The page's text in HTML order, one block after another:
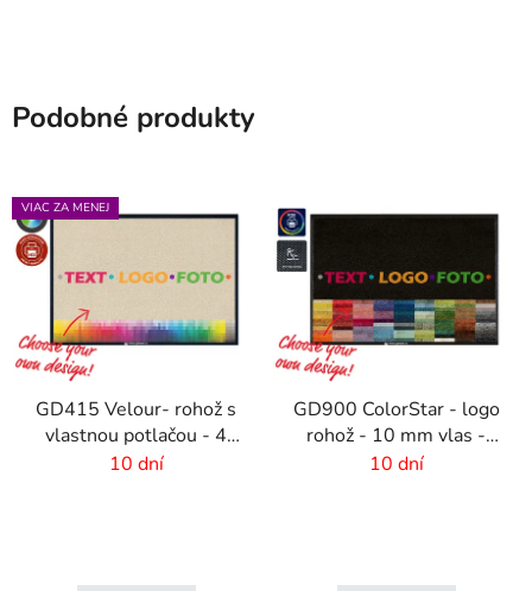
Podobné produkty
VIAC ZA MENEJ
GD415 Velour- rohož s
vlastnou potlačou - 4
mm vlas
10 dní
GD900 ColorStar - logo
rohož - 10 mm vlas -
rozmer na mieru
10 dní